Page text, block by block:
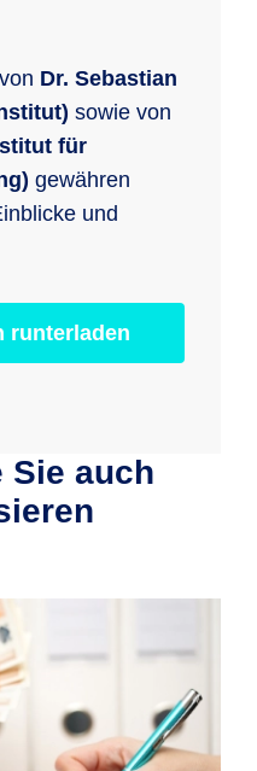
Dr. Sebastian
sowie von
für
gewähren
und
runterladen
Sie auch